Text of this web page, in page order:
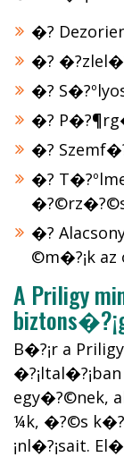
�?
�?
�?
�?
�?
�?
�?
©m�?¡k
A Priligy
B�?¡r a
egy�?©nek,
¼k, �?©s
¡nl�?¡sait.